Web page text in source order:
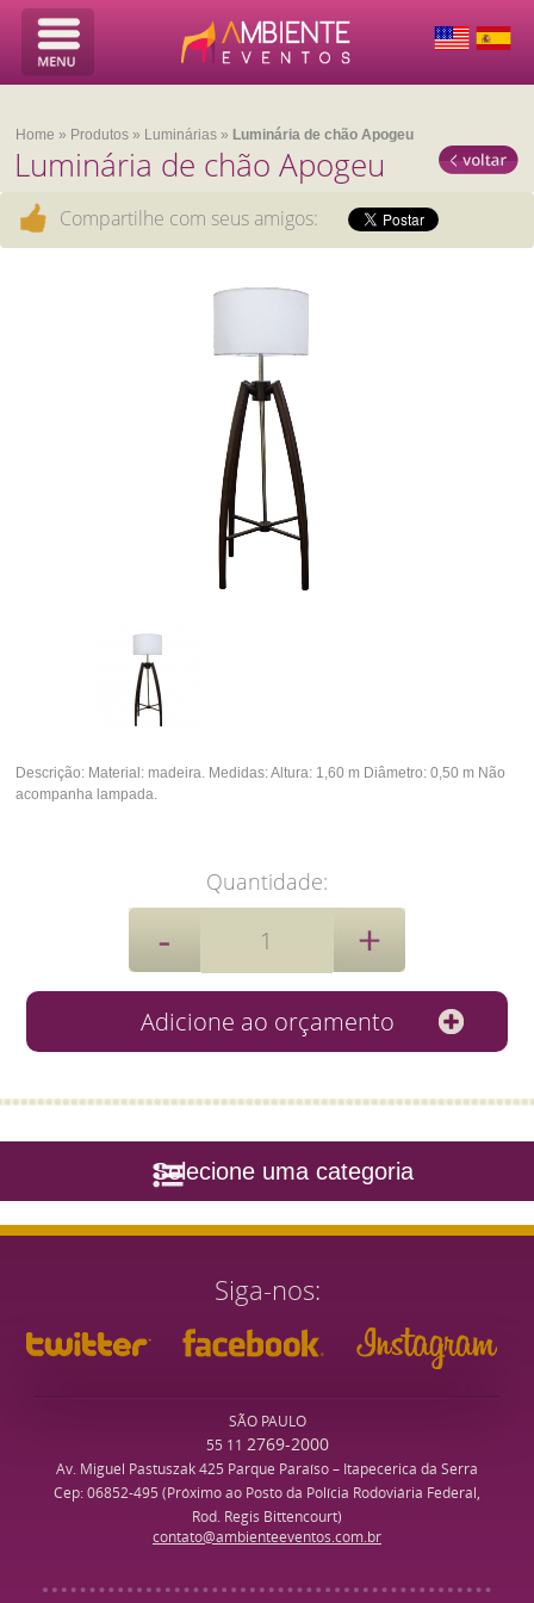
Home » Produtos » Luminárias » Luminária de chão Apogeu
Luminária de chão Apogeu
Compartilhe com seus amigos:
Descrição: Material: madeira. Medidas:Altura: 1,60 m Diâmetro: 0,50 m Não
acompanha lampada.
Quantidade:
Selecione uma categoria
Siga-nos
SÃO PAULO
55 11 2769-2000
Av. Miguel Pastuszak 425 Parque Paraíso – Itapecerica da Serra
Cep: 06852-495 (Próximo ao Posto da Polícia Rodoviária Federal,
Rod. Regis Bittencourt)
contato@ambienteeventos.com.br